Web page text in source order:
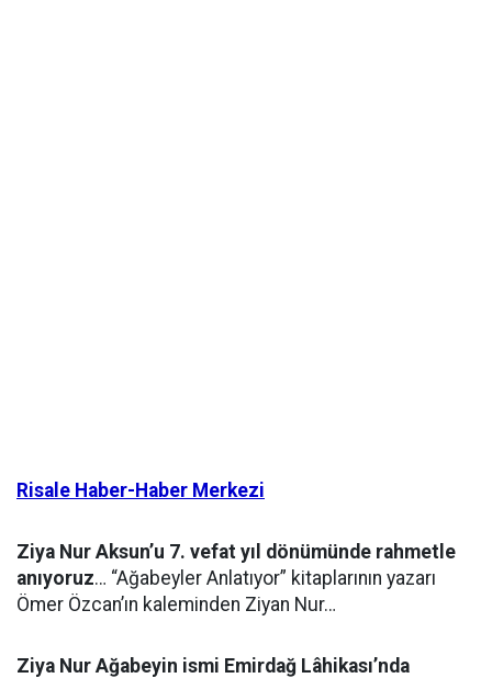
Risale Haber-Haber Merkezi
Ziya Nur Aksun’u 7. vefat yıl dönümünde rahmetle
anıyoruz… “Ağabeyler Anlatıyor” kitaplarının yazarı
Ömer Özcan’ın kaleminden Ziyan Nur…
Ziya Nur Ağabeyin ismi Emirdağ Lâhikası’nda